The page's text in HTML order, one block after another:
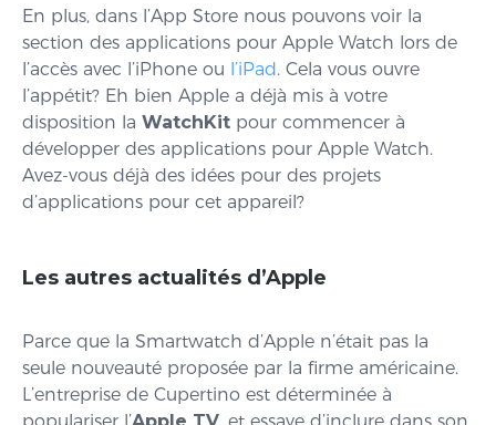
En plus, dans l’App Store nous pouvons voir la
section des applications pour Apple Watch lors de
l’accès avec l’iPhone ou l’iPad. Cela vous ouvre
l’appétit? Eh bien Apple a déjà mis à votre
disposition la WatchKit pour commencer à
développer des applications pour Apple Watch.
Avez-vous déjà des idées pour des projets
d’applications pour cet appareil?
Les autres actualités d’Apple
Parce que la Smartwatch d’Apple n’était pas la
seule nouveauté proposée par la firme américaine.
L’entreprise de Cupertino est déterminée à